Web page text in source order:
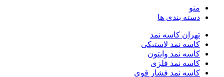
منو
دسته بندی ها
تهران کاسه نمد
کاسه نمد لاستیکی
کاسه نمد وایتون
کاسه نمد فلزی
کاسه نمد فشار قوی